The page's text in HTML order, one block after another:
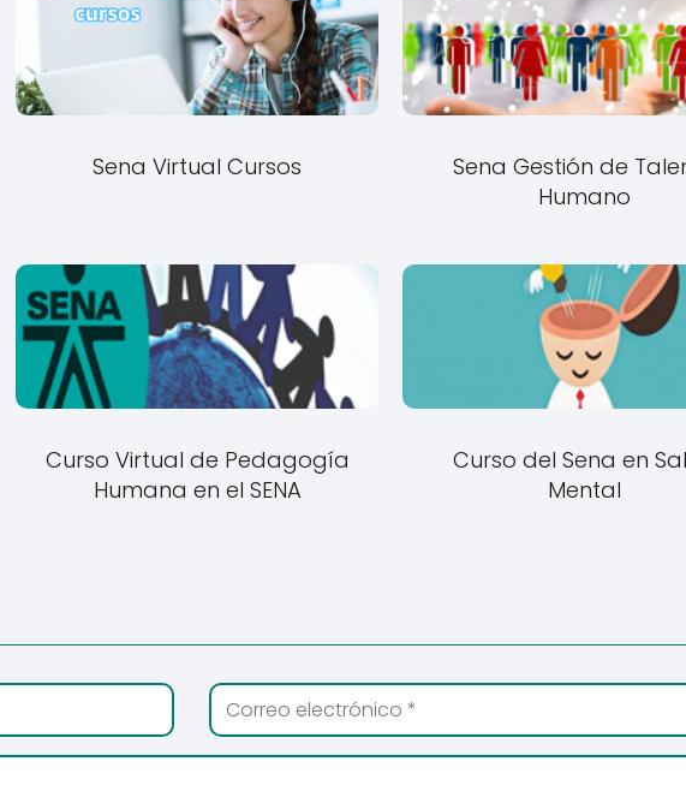
Sena Virtual Cursos
Sena Gestión de
Humano
Curso Virtual de Pedagogía
Humana en el SENA
Curso del Sena en
Mental